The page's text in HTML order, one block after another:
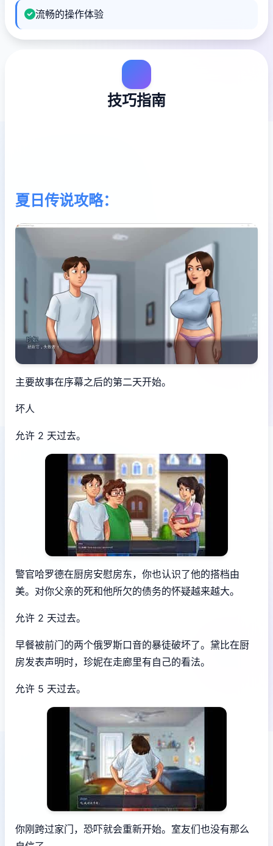
流畅的操作体验
技巧指南
夏日传说攻略：
主要故事在序幕之后的第二天开始。
坏人
允许 2 天过去。
警官哈罗德在厨房安慰房东，你也认识了他的搭档由
美。对你父亲的死和他所欠的债务的怀疑越来越大。
允许 2 天过去。
早餐被前门的两个俄罗斯口音的暴徒破坏了。黛比在厨
房发表声明时，珍妮在走廊里有自己的看法。
允许 5 天过去。
你刚跨过家门，恐吓就会重新开始。室友们也没有那么